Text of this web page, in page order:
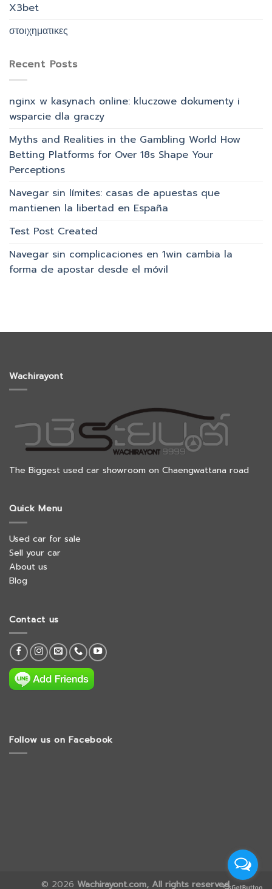
X3bet
στοιχηματικες
Recent Posts
nginx w kasynach online: kluczowe dokumenty i
wsparcie dla graczy
Myths and Realities in the Gambling World How
Betting Platforms for Over 18s Shape Your
Perceptions
Navegar sin límites: casas de apuestas que
mantienen la libertad en España
Test Post Created
Navegar sin complicaciones en 1win cambia la
forma de apostar desde el móvil
Wachirayont
The Biggest used car showroom on Chaengwattana road
Quick Menu
Used car for sale
Sell your car
About us
Blog
Contact us
Follow us on Facebook
© 2026 Wachirayont.com, All rights reserved.